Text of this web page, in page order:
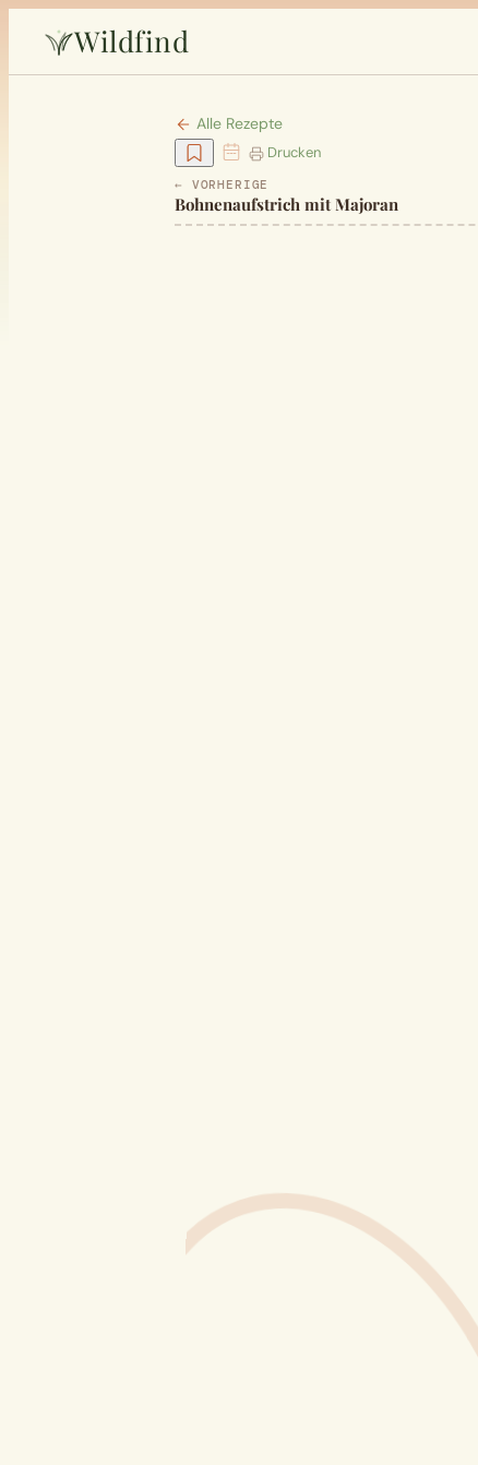
Wildfind
Alle Rezepte
Drucken
← VORHERIGE
Bohnenaufstrich mit Majoran